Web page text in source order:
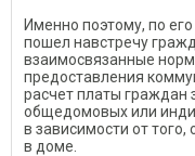
Именно поэтому, по
пошел навстречу
взаимосвязанные
предоставления
расчет платы граждан
общедомовых или
в зависимости от
в доме.